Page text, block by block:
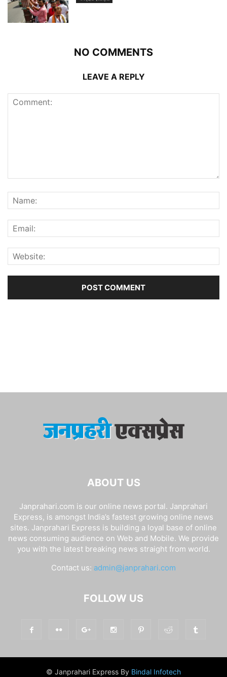
NO COMMENTS
LEAVE A REPLY
ABOUT US
Janprahari.com is our online news portal. Janprahari
Express, is amongst India’s fastest growing online news
sites. Janprahari Express is building a loyal base of online
news consuming audience on Web and Mobile. We provide
you with the latest breaking news straight from world.
Contact us: admin@janprahari.com
FOLLOW US
© Janprahari Express By Bindal Infotech